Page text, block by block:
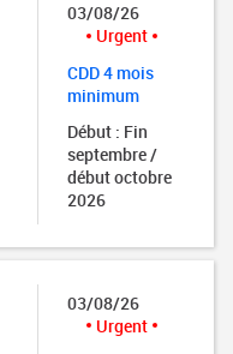
03/08/26
Urgent
CDD 4 mois
minimum
Début : Fin
septembre /
début octobre
2026
03/08/26
Urgent